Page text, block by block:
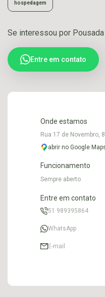
hospedagem
Se interessou por
Entre em contato
Onde estamos
Rua 17 de Novembro,
abrir no Google
Funcionamento
Sempre aberto
Entre em contato
51 989395864
WhatsApp
E-mail